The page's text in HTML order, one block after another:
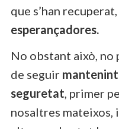
que s’han
esperançadores.
No obstant això, no
de seguir mantenint
seguretat, primer
nosaltres mateixos,